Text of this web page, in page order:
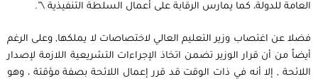
العامة للدولة، كما يمارس الرقابة على أعمال السلطة التنفيذية \”.
فضلا عن اغتصاب وزير التعليم العالي لاختصاصات لا يملكها, وعلى الرغم
أيضاً من أن قرار الوزير تضمن اتخاذ الإجراءات التشريعية اللازمة لإصدار
اللائحة , إلا أنه في ذات الوقت قد قرر إعمال اللائحة بصفة مؤقتة ، وهو